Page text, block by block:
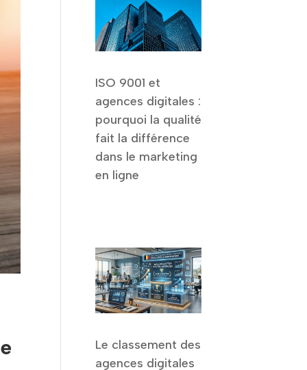
ISO 9001 et
agences digitales :
pourquoi la qualité
fait la différence
dans le marketing
en ligne
Le classement des
agences digitales